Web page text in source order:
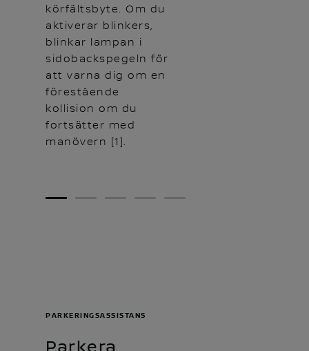
körfältsbyte. Om du
aktiverar blinkers,
blinkar lampan i
sidobackspegeln för
att varna dig om en
förestående
kollision om du
fortsätter med
manövern [1].
1 2 3 4 5
PARKERINGSASSISTANS